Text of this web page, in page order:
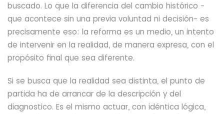
buscado. Lo que la diferencia del cambio histórico -
que acontece sin una previa voluntad ni decisión- es
precisamente eso: la reforma es un medio, un intento
de intervenir en la realidad, de manera expresa, con el
propósito final que sea diferente.
Si se busca que la realidad sea distinta, el punto de
partida ha de arrancar de la descripción y del
diagnostico. Es el mismo actuar, con idéntica lógica,